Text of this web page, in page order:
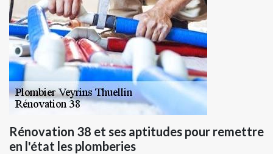
Rénovation 38 et ses aptitudes pour remettre
en l'état les plomberies